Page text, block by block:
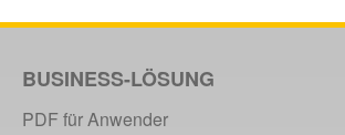
BUSINESS-LÖSUNG
PDF für Anwender